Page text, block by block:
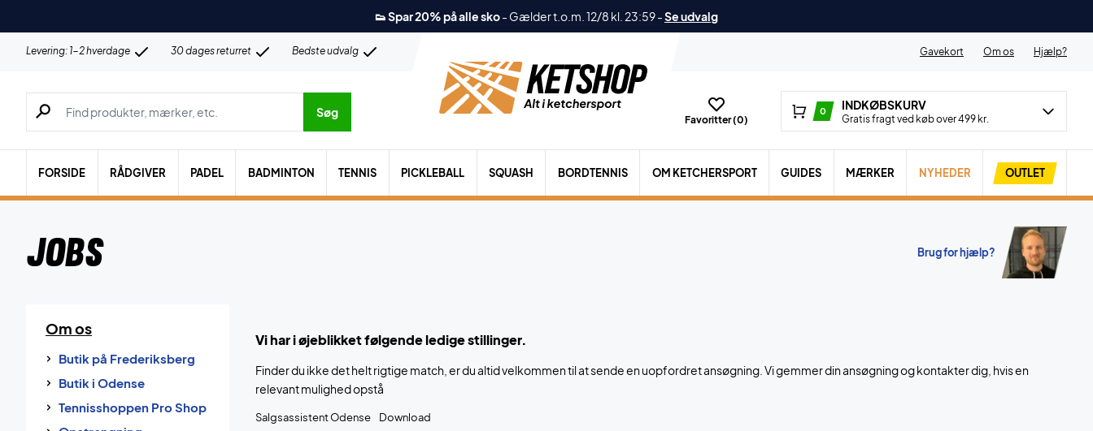
👟 Spar 20% på alle sko- Gælder t.o.m. 12/8 kl. 23:59-Se udvalg
Levering: 1-2 hverdage 30 dages returret Bedste udvalg Gavekort Om os Hjælp?
Søg efter produkter, mærker etc.
Søg
Favoritter (0)
0 INDKØBSKURV
Gratis fragt ved køb over 499 kr.
FORSIDE RÅDGIVER PADEL BADMINTON TENNIS PICKLEBALL SQUASH BORDTENNIS OM KETCHERSPORT GUIDES MÆRKER NYHEDER OUTLET
Jobs Brug for hjælp?
Om os
Butik på Frederiksberg
Butik i Odense
Tennisshoppen Pro Shop
Vi har i øjeblikket følgende ledige stillinger.
Finder du ikke det helt rigtige match, er du altid velkommen til at sende en uopfordret ansøgning. Vi gemmer din ansøgning og kontakter dig, hvis en
relevant mulighed opstå
Salgsassistent Odense Download